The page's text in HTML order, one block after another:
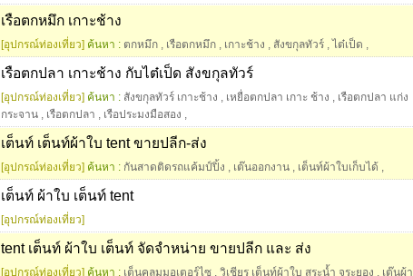
เรือตกหมึก เกาะช้าง
[อุปกรณ์ท่องเที่ยว] ค้นหา : ตกหมึก , เรือตกหมึก , เกาะช้าง , สังขกุลทัวร์ , ไต๋เป็ด ,
เรือตกปลา เกาะช้าง กับไต๋เป็ด สังขกุลทัวร์
[อุปกรณ์ท่องเที่ยว] ค้นหา : สังขกุลทัวร์ เกาะช้าง , เหยื่อตกปลา เกาะ ช้าง , เรือตกปลา แก่ง
กระจาน , เรือตกปลา , เรือประมงมือสอง ,
เต็นท์ เต็นท์ผ้าใบ tent ขายปลีก-ส่ง
[อุปกรณ์ท่องเที่ยว] ค้นหา : กันสาดติดรถแค้มป์ปิ้ง , เต๊นออกงาน , เต็นท์ผ้าใบเก็บได้ ,
เต็นท์ ผ้าใบ เต็นท์ tent
[อุปกรณ์ท่องเที่ยว]
tent เต็นท์ ผ้าใบ เต็นท์ จัดจำหน่าย ขายปลีก และ ส่ง
[อุปกรณ์ท่องเที่ยว] ค้นหา : เต็นคลุมมอเตอร์ไซ , วิเชียร เต็นท์ผ้าใบ สระน้ำ จระยอง , เต๊นผ้า